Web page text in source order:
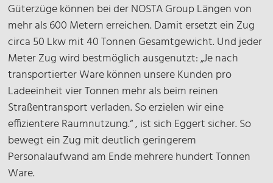
Güterzüge können bei der NOSTA Group Längen von
mehr als 600 Metern erreichen. Damit ersetzt ein Zug
circa 50 Lkw mit 40 Tonnen Gesamtgewicht. Und jeder
Meter Zug wird bestmöglich ausgenutzt: „Je nach
transportierter Ware können unsere Kunden pro
Ladeeinheit vier Tonnen mehr als beim reinen
Straßentransport verladen. So erzielen wir eine
effizientere Raumnutzung.“ , ist sich Eggert sicher. So
bewegt ein Zug mit deutlich geringerem
Personalaufwand am Ende mehrere hundert Tonnen
Ware.